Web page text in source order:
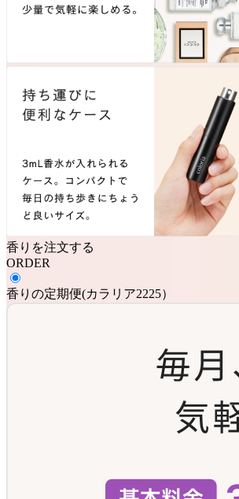
香りを注文する
ORDER
香りの定期便(カラリア2225）